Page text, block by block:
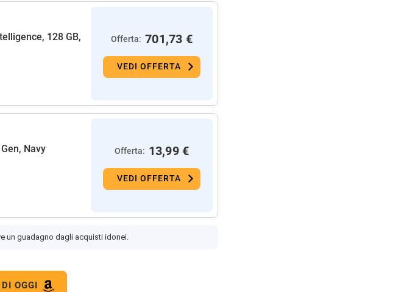
128 GB,
Offerta: 701,73 €
VEDI OFFERTA
Navy Offerta: 13,99 €
VEDI OFFERTA
un guadagno dagli acquisti idonei.
OGGI